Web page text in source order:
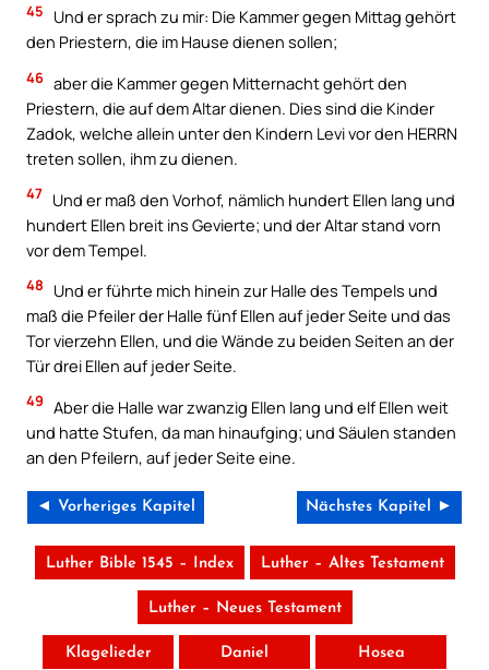
45
Und er sprach zu mir: Die Kammer gegen Mittag gehört
den Priestern, die im Hause dienen sollen;
46 aber die Kammer gegen Mitternacht gehört den
Priestern, die auf dem Altar dienen. Dies sind die Kinder
Zadok, welche allein unter den Kindern Levi vor den HERRN
treten sollen, ihm zu dienen.
47 Und er maß den Vorhof, nämlich hundert Ellen lang und
hundert Ellen breit ins Gevierte; und der Altar stand vorn
vor dem Tempel.
48
Und er führte mich hinein zur Halle des Tempels und
maß die Pfeiler der Halle fünf Ellen auf jeder Seite und das
Tor vierzehn Ellen, und die Wände zu beiden Seiten an der
Tür drei Ellen auf jeder Seite.
49 Aber die Halle war zwanzig Ellen lang und elf Ellen weit
und hatte Stufen, da man hinaufging; und Säulen standen
an den Pfeilern, auf jeder Seite eine.
◄ Vorheriges Kapitel Nächstes Kapitel ►
Luther Bible 1545 – Index Luther – Altes Testament
Luther – Neues Testament
Klagelieder Daniel Hosea